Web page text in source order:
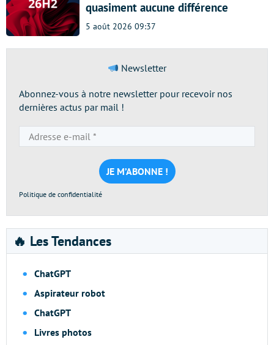
quasiment aucune différence
5 août 2026 09:37
Newsletter
Abonnez-vous à notre newsletter pour recevoir nos
dernières actus par mail !
e-
mail
*
Politique de confidentialité
🔥 Les Tendances
ChatGPT
Aspirateur robot
ChatGPT
Livres photos